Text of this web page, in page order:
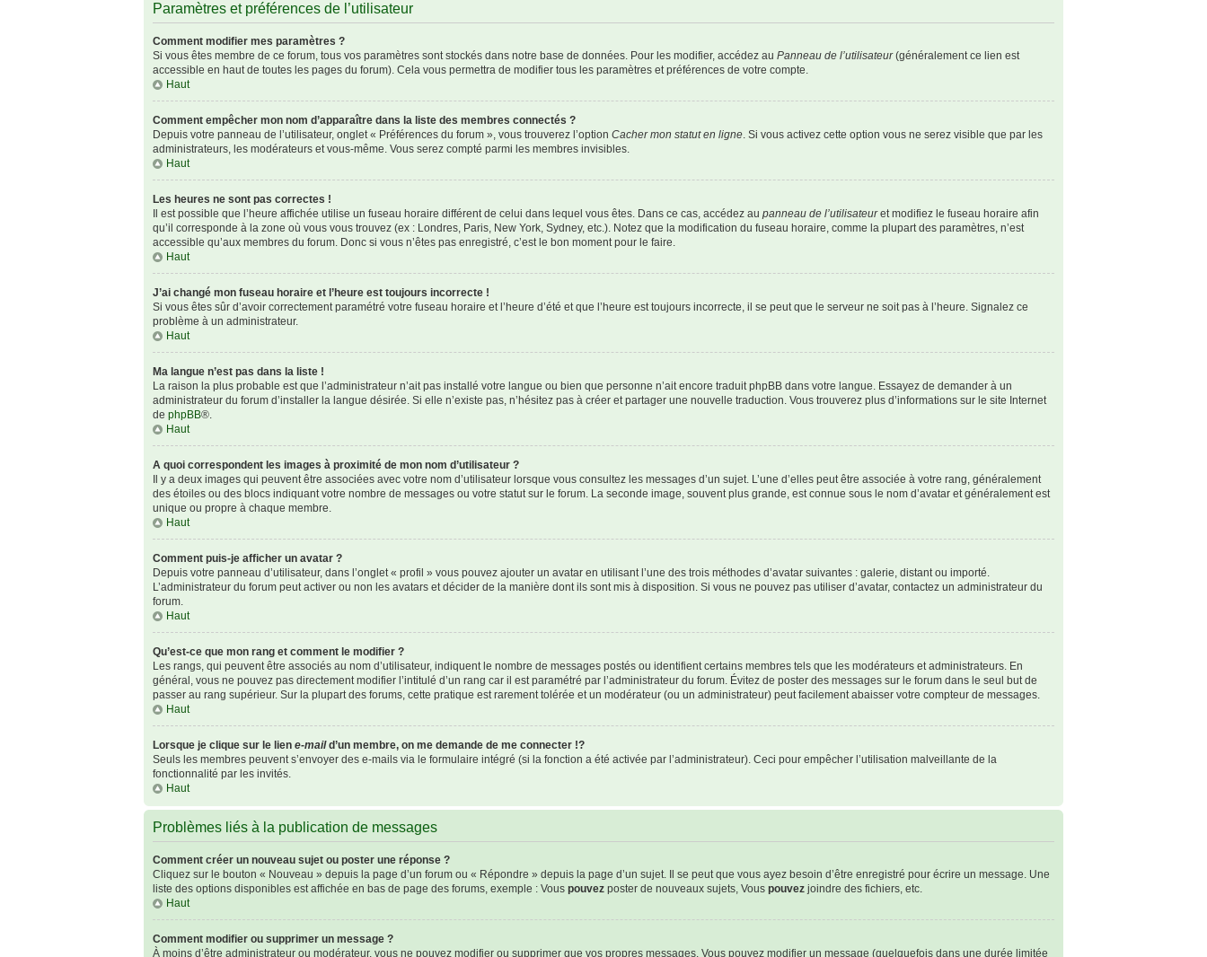
Paramètres et préférences de l’utilisateur
Comment modifier mes paramètres ?
Si vous êtes membre de ce forum, tous vos paramètres sont stockés dans notre base de données. Pour les modifier, accédez au Panneau de l’utilisateur(généralement ce lien est
accessible en haut de toutes les pages du forum). Cela vous permettra de modifier tous les paramètres et préférences de votre compte.
Haut
Comment empêcher mon nom d’apparaître dans la liste des membres connectés ?
Depuis votre panneau de l’utilisateur, onglet « Préférences du forum », vous trouverez l’option Cacher mon statut en ligne. Si vous activez cette option vous ne serez visible que par les
administrateurs, les modérateurs et vous-même. Vous serez compté parmi les membres invisibles.
Haut
Les heures ne sont pas correctes !
Il est possible que l’heure affichée utilise un fuseau horaire différent de celui dans lequel vous êtes. Dans ce cas, accédez au panneau de l’utilisateuret modifiez le fuseau horaire afin
qu’il corresponde à la zone où vous vous trouvez (ex : Londres, Paris, New York, Sydney, etc.). Notez que la modification du fuseau horaire, comme la plupart des paramètres, n’est
accessible qu’aux membres du forum. Donc si vous n’êtes pas enregistré, c’est le bon moment pour le faire.
Haut
J’ai changé mon fuseau horaire et l’heure est toujours incorrecte !
Si vous êtes sûr d’avoir correctement paramétré votre fuseau horaire et l’heure d’été et que l’heure est toujours incorrecte, il se peut que le serveur ne soit pas à l’heure. Signalez ce
problème à un administrateur.
Haut
Ma langue n’est pas dans la liste !
La raison la plus probable est que l’administrateur n’ait pas installé votre langue ou bien que personne n’ait encore traduit phpBB dans votre langue. Essayez de demander à un
administrateur du forum d’installer la langue désirée. Si elle n’existe pas, n’hésitez pas à créer et partager une nouvelle traduction. Vous trouverez plus d’informations sur le site Internet
de phpBB®.
Haut
A quoi correspondent les images à proximité de mon nom d’utilisateur ?
Il y a deux images qui peuvent être associées avec votre nom d’utilisateur lorsque vous consultez les messages d’un sujet. L’une d’elles peut être associée à votre rang, généralement
des étoiles ou des blocs indiquant votre nombre de messages ou votre statut sur le forum. La seconde image, souvent plus grande, est connue sous le nom d’avatar et généralement est
unique ou propre à chaque membre.
Haut
Comment puis-je afficher un avatar ?
Depuis votre panneau d’utilisateur, dans l’onglet « profil » vous pouvez ajouter un avatar en utilisant l’une des trois méthodes d’avatar suivantes : galerie, distant ou importé.
L’administrateur du forum peut activer ou non les avatars et décider de la manière dont ils sont mis à disposition. Si vous ne pouvez pas utiliser d’avatar, contactez un administrateur du
forum.
Haut
Qu’est-ce que mon rang et comment le modifier ?
Les rangs, qui peuvent être associés au nom d’utilisateur, indiquent le nombre de messages postés ou identifient certains membres tels que les modérateurs et administrateurs. En
général, vous ne pouvez pas directement modifier l’intitulé d’un rang car il est paramétré par l’administrateur du forum. Évitez de poster des messages sur le forum dans le seul but de
passer au rang supérieur. Sur la plupart des forums, cette pratique est rarement tolérée et un modérateur (ou un administrateur) peut facilement abaisser votre compteur de messages.
Haut
Lorsque je clique sur le lien e-maild’un membre, on me demande de me connecter !?
Seuls les membres peuvent s’envoyer des e-mails via le formulaire intégré (si la fonction a été activée par l’administrateur). Ceci pour empêcher l’utilisation malveillante de la
fonctionnalité par les invités.
Haut
Problèmes liés à la publication de messages
Comment créer un nouveau sujet ou poster une réponse ?
Cliquez sur le bouton « Nouveau » depuis la page d’un forum ou « Répondre » depuis la page d’un sujet. Il se peut que vous ayez besoin d’être enregistré pour écrire un message. Une
liste des options disponibles est affichée en bas de page des forums, exemple : Vous pouvez poster de nouveaux sujets, Vous pouvez joindre des fichiers, etc.
Haut
Comment modifier ou supprimer un message ?
À moins d’être administrateur ou modérateur, vous ne pouvez modifier ou supprimer que vos propres messages. Vous pouvez modifier un message (quelquefois dans une durée limitée